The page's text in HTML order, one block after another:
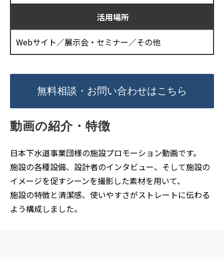
活用場所
Webサイト／展示会・セミナー／その他
無料相談・お問い合わせはこちら
動画の紹介・特徴
日本下水道事業団様の施設プロモーション動画です。
施設の各種設備、設計者のインタビュー、そして施設の
イメージを促すシーンを撮影した素材を用いて、
施設の特徴と清潔感、使いやすさがストレートに伝わる
よう構成しました。